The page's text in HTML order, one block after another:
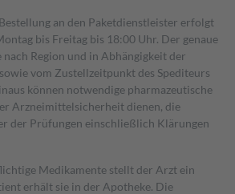
an den Paketdienstleister erfolgt
bis Freitag bis 18:00 Uhr. Der genaue
Region und in Abhängigkeit der
vom Zustellzeitpunkt des Spediteurs
können notwendige pharmazeutische
Arzneimittelsicherheit dienen, die
der Prüfungen einschließlich Klärungen
Medikamente stellt der Arzt ein
erhält sie in der Apotheke. Die